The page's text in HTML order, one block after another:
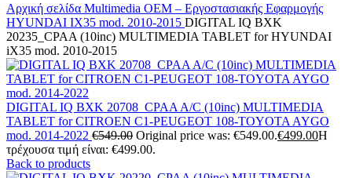
Αρχική σελίδα Multimedia OEM – Εργοστασιακής Εφαρμογής
HYUNDAI IX35 mod. 2010-2015 DIGITAL IQ BXK
20235_CPAA (10inc) MULTIMEDIA TABLET for HYUNDAI
iX35 mod. 2010-2015
DIGITAL IQ BXK 20708_CPAA A/C (10inc) MULTIMEDIA
TABLET for CITROEN C1-PEUGEOT 108-TOYOTA AYGO
mod. 2014-2022 €549.00 Original price was: €549.00.€499.00Η
τρέχουσα τιμή είναι: €499.00.
Back to products